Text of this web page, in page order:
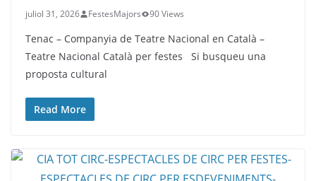
juliol 31, 2026 FestesMajors 90 Views
Tenac – Companyia de Teatre Nacional en Català –
Teatre Nacional Català per festes Si busqueu una
proposta cultural
Read More